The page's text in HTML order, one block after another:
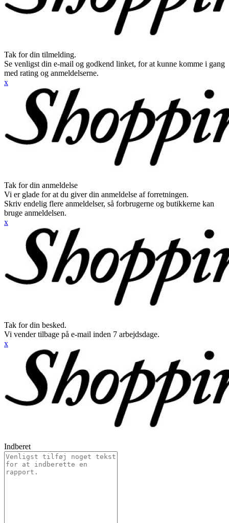
Tak for din tilmelding.
Se venligst din e-mail og godkend linket, for at kunne komme i gang
med rating og anmeldelserne.
x
Tak for din anmeldelse
Vi er glade for at du giver din anmeldelse af forretningen.
Skriv endelig flere anmeldelser, så forbrugerne og butikkerne kan
bruge anmeldelsen.
x
Tak for din besked.
Vi vender tilbage på e-mail inden 7 arbejdsdage.
x
Indberet